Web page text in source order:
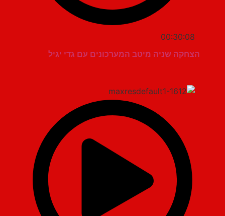
00:30:08
הצחקה שניה מיטב המערכונים עם גדי יגיל